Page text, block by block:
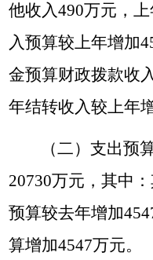
他收入490万元， 上
入预算较上年增加
金预算财政拨款收
年结转收入较上年
（二）支出预
20730万元，其中
预算较去年增加
算增加4547万元。